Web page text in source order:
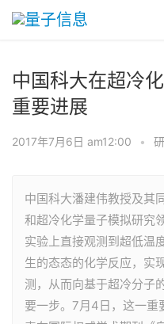
中国科大在超冷
重要进展
2017年7月6日 am12:00 •
中国科大潘建伟教授及其
和超冷化学量子模拟研究
实验上直接观测到超低温
生的态态的化学反应，实
测，从而向基于超冷分子
要一步。7月4日，这一重